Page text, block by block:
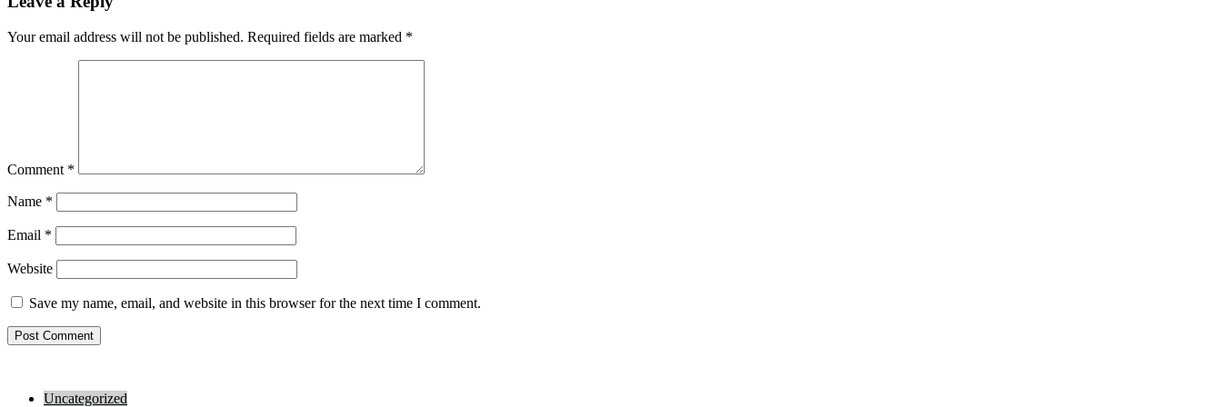
Your email address will not be published. Required fields are marked *
Comment *
Name *
Email *
Website
Save my name, email, and website in this browser for the next time I comment.
Uncategorized